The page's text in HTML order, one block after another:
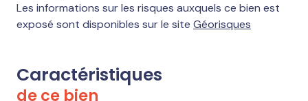
Les informations sur les risques auxquels ce bien est
exposé sont disponibles sur le site Géorisques
Caractéristiques
de ce bien